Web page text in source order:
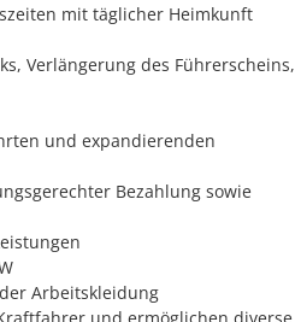
mit täglicher Heimkunft
Verlängerung des Führerscheins,
und expandierenden
Bezahlung sowie
Arbeitskleidung
und ermöglichen diverse